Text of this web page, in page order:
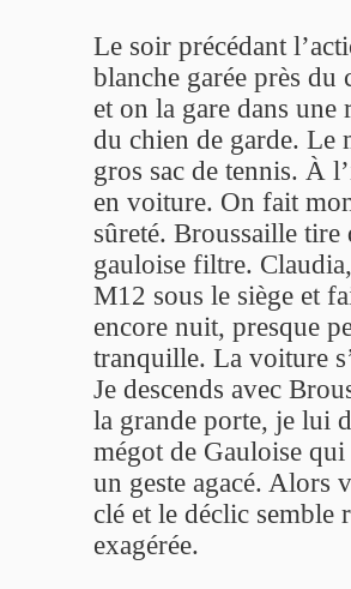
Le soir précédant
blanche garée près du
et on la gare dans une
du chien de garde. Le
gros sac de tennis. À
en voiture. On fait
sûreté. Broussaille tire
gauloise filtre.
M12 sous le siège et
encore nuit, presque
tranquille. La voiture
Je descends avec
la grande porte, je lui
mégot de Gauloise
un geste agacé. Alors
clé et le déclic semble
exagérée.